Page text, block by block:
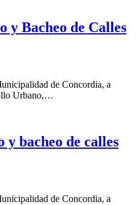
y Bacheo de Calles
de Concordia, a
Urbano,…
bacheo de calles
de Concordia, a